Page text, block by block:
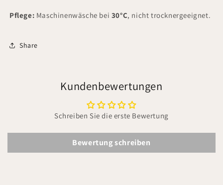
Pflege: Maschinenwäsche bei 30°C, nicht trocknergeeignet.
Share
Kundenbewertungen
Schreiben Sie die erste Bewertung
Bewertung schreiben